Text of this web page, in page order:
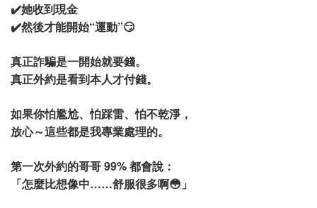
✔️她收到現金
✔️然後才能開始“運動”😏
真正詐騙是一開始就要錢。
真正外約是看到本人才付錢。
如果你怕尷尬、怕踩雷、怕不乾淨，
放心～這些都是我專業處理的。
第一次外約的哥哥 99% 都會說：
「怎麼比想像中……舒服很多啊😳」